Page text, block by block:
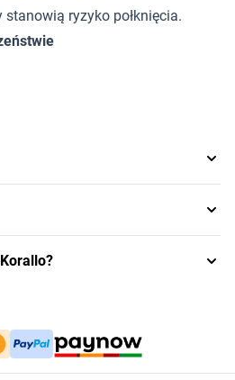
stanowią ryzyko połknięcia.